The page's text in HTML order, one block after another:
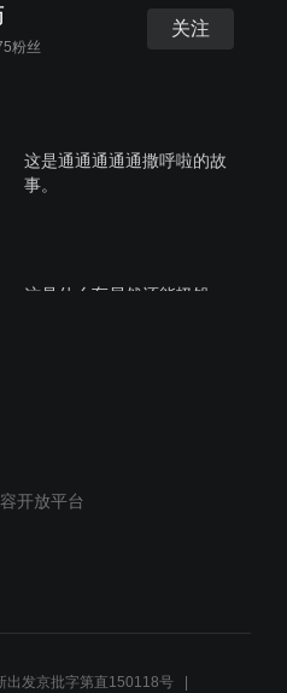
粉丝
关注
这是通通通通通撒呼啦的故
事。
这是什么车居然还能扔铅
开放平台
出发京批字第直150118号